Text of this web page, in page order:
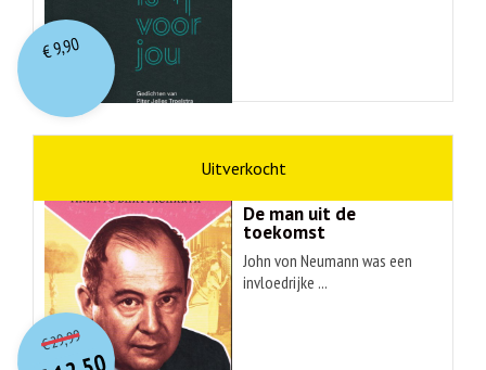
€9,90
De man uit de
toekomst
John von Neumann was een
invloedrijke ...
€29,99O
orspr
onkelijke
prijs
Huidige
prijs